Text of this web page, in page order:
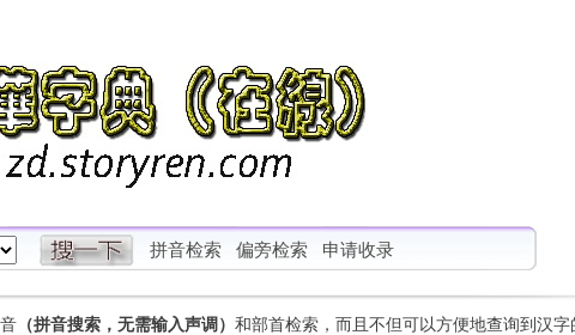
拼音检索 偏旁检索 申请收录
（拼音搜索，无需输入声调） 和部首检索，而且不但可以方便地查询到汉字